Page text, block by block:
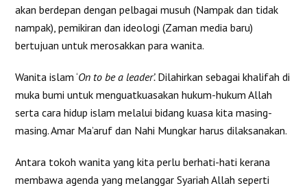
akan berdepan dengan pelbagai musuh (Nampak dan tidak
nampak), pemikiran dan ideologi (Zaman media baru)
bertujuan untuk merosakkan para wanita.
Wanita islam ‘On to be a leader’. Dilahirkan sebagai khalifah di
muka bumi untuk menguatkuasakan hukum-hukum Allah
serta cara hidup islam melalui bidang kuasa kita masing-
masing. Amar Ma’aruf dan Nahi Mungkar harus dilaksanakan.
Antara tokoh wanita yang kita perlu berhati-hati kerana
membawa agenda yang melanggar Syariah Allah seperti